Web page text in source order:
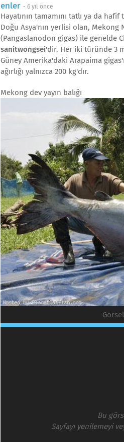
enler - 6 yıl önce
Hayatının tamamını tatlı ya da
Doğu Asya'nın yerlisi olan, Mekong
(Pangaslanodon gigas) ile genelde
sanitwongsei'dir. Her iki türünde 3
Güney Amerika'daki Arapaima
ağırlığı yalnızca 200 kg'dır.
Mekong dev yayın balığı
Bu
Sayfayı yenilemeyi